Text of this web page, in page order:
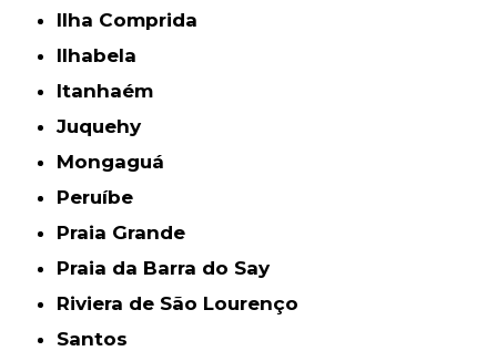
Ilha Comprida
Ilhabela
Itanhaém
Juquehy
Mongaguá
Peruíbe
Praia Grande
Praia da Barra do Say
Riviera de São Lourenço
Santos